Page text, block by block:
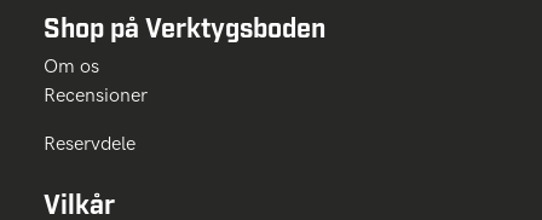
Shop på Verktygsboden
Om os
Recensioner
Reservdele
Vilkår